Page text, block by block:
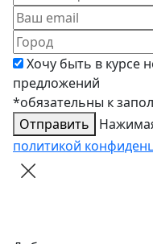
Хочу быть в курсе
предложений
*обязательны к
Отправить
политикой